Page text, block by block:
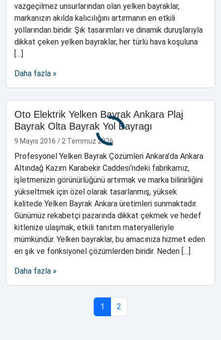
vazgeçilmez unsurlarından olan yelken bayraklar,
markanızın akılda kalıcılığını artırmanın en etkili
yollarından biridir. Şık tasarımları ve dinamik duruşlarıyla
dikkat çeken yelken bayraklar, her türlü hava koşuluna
[…]
Daha fazla »
Oto Elektrik Yelken Bayrak Ankara Plaj
Bayrak Olta Bayrak Yol Bayragı
9 Mayıs 2016 / 2 Temmuz 2026
Profesyonel Yelken Bayrak Çözümleri Ankara’da Ankara
Altındağ Kazım Karabekir Caddesi’ndeki fabrikamız,
işletmenizin görünürlüğünü artırmak ve marka bilinirliğini
yükseltmek için özel olarak tasarlanmış, yüksek
kalitede Yelken Bayrak Ankara üretimleri sunmaktadır.
Günümüz rekabetçi pazarında dikkat çekmek ve hedef
kitlenize ulaşmak, etkili tanıtım materyalleriyle
mümkündür. Yelken bayraklar, bu amacınıza hizmet eden
en şık ve fonksiyonel çözümlerden biridir. Neden […]
Daha fazla »
Geçerli Sayfa
1 Sayfa
2